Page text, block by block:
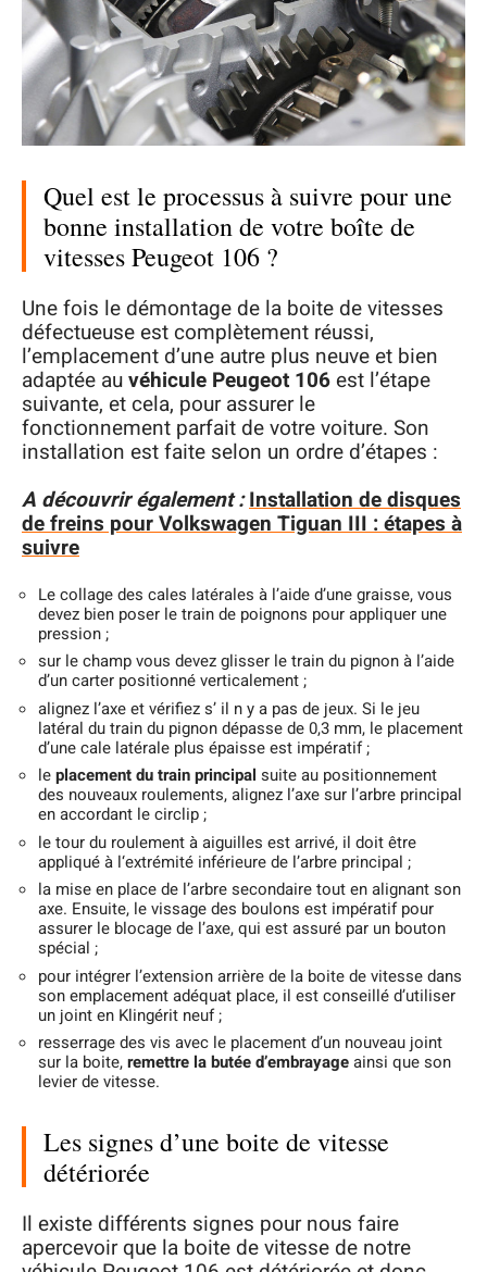
Quel est le processus à suivre pour une
bonne installation de votre boîte de
vitesses Peugeot 106 ?
Une fois le démontage de la boite de vitesses
défectueuse est complètement réussi,
l’emplacement d’une autre plus neuve et bien
adaptée auvéhicule Peugeot 106est l’étape
suivante, et cela, pour assurer le
fonctionnement parfait de votre voiture. Son
installation est faite selon un ordre d’étapes :
A découvrir également :Installation de disques
de freins pour Volkswagen Tiguan III : étapes à
suivre
Le collage des cales latérales à l’aide d’une graisse, vous
devez bien poser le train de poignons pour appliquer une
pression ;
sur le champ vous devez glisser le train du pignon à l’aide
d’un carter positionné verticalement ;
alignez l’axe et vérifiez s’ il n y a pas de jeux. Si le jeu
latéral du train du pignon dépasse de 0,3 mm, le placement
d’une cale latérale plus épaisse est impératif ;
leplacement du train principal suite au positionnement
des nouveaux roulements, alignez l’axe sur l’arbre principal
en accordant le circlip ;
le tour du roulement à aiguilles est arrivé, il doit être
appliqué à l‘extrémité inférieure de l’arbre principal ;
la mise en place de l’arbre secondaire tout en alignant son
axe. Ensuite, le vissage des boulons est impératif pour
assurer le blocage de l’axe, qui est assuré par un bouton
spécial ;
pour intégrer l’extension arrière de la boite de vitesse dans
son emplacement adéquat place, il est conseillé d’utiliser
un joint en Klingérit neuf ;
resserrage des vis avec le placement d’un nouveau joint
sur la boite,remettre la butée d’embrayageainsi que son
levier de vitesse.
Les signes d’une boite de vitesse
détériorée
Il existe différents signes pour nous faire
apercevoir que la boite de vitesse de notre